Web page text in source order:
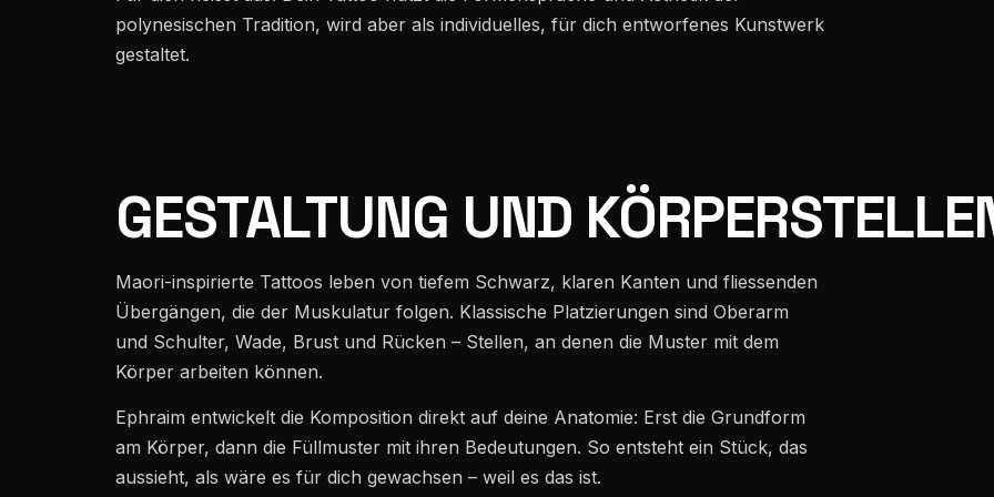
polynesischen Tradition, wird aber als individuelles, für dich entworfenes Kunstwerk
gestaltet.
GESTALTUNG UND
Maori-inspirierte Tattoos leben von tiefem Schwarz, klaren Kanten und fliessenden
Übergängen, die der Muskulatur folgen. Klassische Platzierungen sind Oberarm
und Schulter, Wade, Brust und Rücken – Stellen, an denen die Muster mit dem
Körper arbeiten können.
Ephraim entwickelt die Komposition direkt auf deine Anatomie: Erst die Grundform
am Körper, dann die Füllmuster mit ihren Bedeutungen. So entsteht ein Stück, das
aussieht, als wäre es für dich gewachsen – weil es das ist.